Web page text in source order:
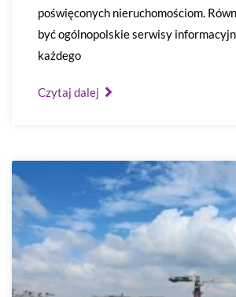
poświęconych nieruchomościom.
być ogólnopolskie serwisy
każdego
Czytaj dalej